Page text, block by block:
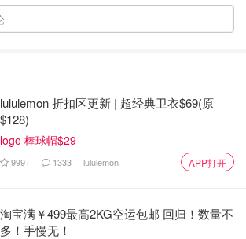
宝买的，份量比亚马逊买的更足。
lululemon 折扣区更新 | 超经典卫衣$69(原
$128)
logo 棒球帽$29
999+ 1333 lululemon APP打开
淘宝满￥499最高2KG空运包邮 回归！数量不
多！手慢无！